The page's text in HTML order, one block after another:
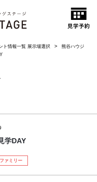
ト情報一覧 展示場選択
熊谷ハウジ
学DAY
ファミリー